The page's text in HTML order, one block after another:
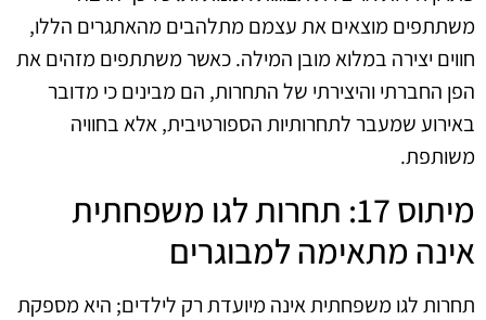
משתתפים מוצאים את עצמם מתלהבים מהאתגרים הללו,
חווים יצירה במלוא מובן המילה. כאשר משתתפים מזהים את
הפן החברתי והיצירתי של התחרות, הם מבינים כי מדובר
באירוע שמעבר לתחרותיות הספורטיבית, אלא בחוויה
משותפת.
מיתוס 17: תחרות לגו משפחתית
אינה מתאימה למבוגרים
תחרות לגו משפחתית אינה מיועדת רק לילדים; היא מספקת